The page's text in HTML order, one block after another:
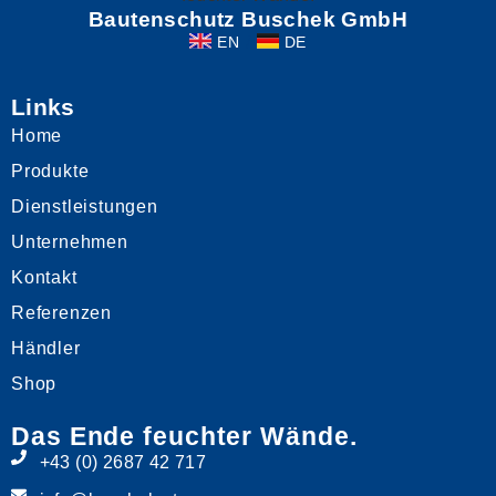
Bautenschutz Buschek GmbH
EN DE
Links
Home
Produkte
Dienstleistungen
Unternehmen
Kontakt
Referenzen
Händler
Shop
Das Ende feuchter Wände.
+43 (0) 2687 42 717